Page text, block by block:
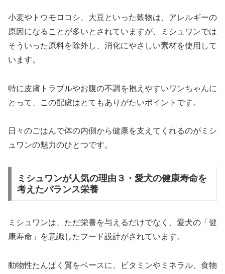
小麦やトウモロコシ、大豆といった穀物は、アレルギーの
原因になることが多いとされていますが、ミシュワンでは
そういった原料を除外し、消化にやさしい素材を使用して
います。
特に皮膚トラブルやお腹の不調を抱えやすいワンちゃんに
とって、この配慮はとてもありがたいポイントです。
日々のごはんで体の内側から健康を支えてくれるのがミシ
ュワンの魅力のひとつです。
ミシュワンが人気の理由３・愛犬の健康寿命を
考えたバランス栄養
ミシュワンは、ただ栄養を与えるだけでなく、愛犬の「健
康寿命」を意識したフード設計がされています。
動物性たんぱく質をベースに、ビタミンやミネラル、食物